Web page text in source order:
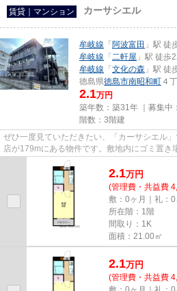
賃貸｜マンション カーサシエル
牟岐線 「 阿波富田 」駅 徒
牟岐線 「 二軒屋 」駅 徒歩
牟岐線 「 文化の森 」駅 徒
徳島県徳島市南昭和町 ４
2.1万円
築年数：築31年 ｜募集中：
階数：3階建
ぜひ一度見ていただきたい、「カーサシエル
店が179mにある物件です。敷地内にゴミ置き
必要が無く、短時間でサッとゴ...
2.1万円
(管理費・共益費
敷：0ヶ月｜礼：0
所在階：1階
間取り：1K
面積：21.00㎡
2.1万円
(管理費・共益費